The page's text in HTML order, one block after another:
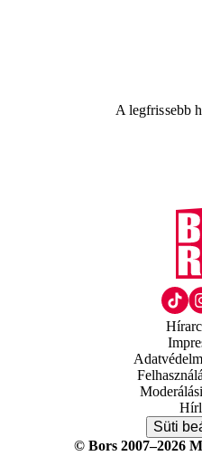
A legfrissebb
Süti
© Bors 2007–2026